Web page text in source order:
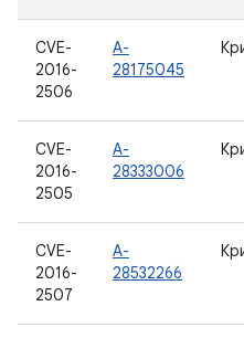
CVE-
2016-
2506
A-
28175045
CVE-
2016-
2505
A-
28333006
CVE-
2016-
2507
A-
28532266